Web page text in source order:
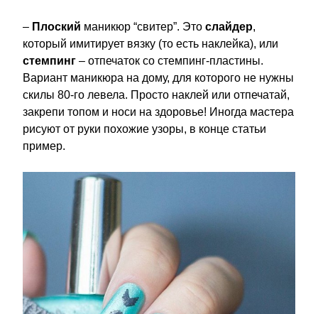
– Плоский маникюр “свитер”. Это слайдер,
который имитирует вязку (то есть наклейка), или
стемпинг – отпечаток со стемпинг-пластины.
Вариант маникюра на дому, для которого не нужны
скилы 80-го левела. Просто наклей или отпечатай,
закрепи топом и носи на здоровье! Иногда мастера
рисуют от руки похожие узоры, в конце статьи
пример.